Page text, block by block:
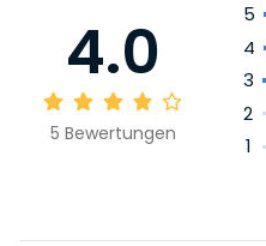
4.0
5 Bewertungen
5
4
3
2
1